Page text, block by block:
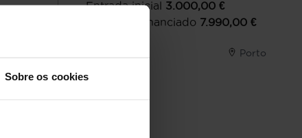
Sobre os cookies
Entrada inicial 3.000,00 €
Montante financiado 7.990,00 €
Porto